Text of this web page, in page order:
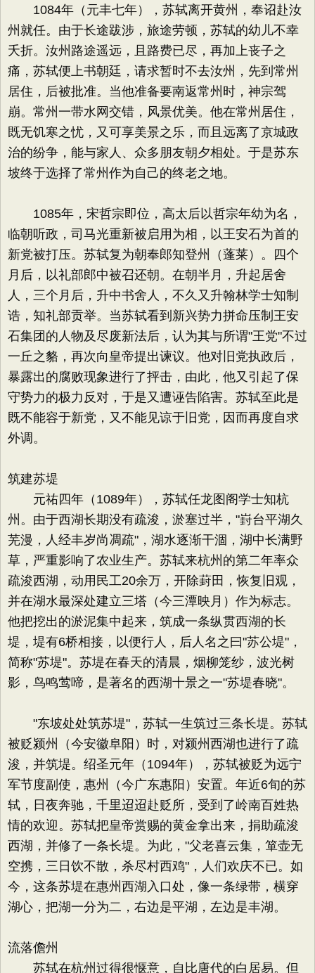
1084年（元丰七年），苏轼离开黄州，奉诏赴汝
州就任。由于长途跋涉，旅途劳顿，苏轼的幼儿不幸
夭折。汝州路途遥远，且路费已尽，再加上丧子之
痛，苏轼便上书朝廷，请求暂时不去汝州，先到常州
居住，后被批准。当他准备要南返常州时，神宗驾
崩。常州一带水网交错，风景优美。他在常州居住，
既无饥寒之忧，又可享美景之乐，而且远离了京城政
治的纷争，能与家人、众多朋友朝夕相处。于是苏东
坡终于选择了常州作为自己的终老之地。
1085年，宋哲宗即位，高太后以哲宗年幼为名，
临朝听政，司马光重新被启用为相，以王安石为首的
新党被打压。苏轼复为朝奉郎知登州（蓬莱）。四个
月后，以礼部郎中被召还朝。在朝半月，升起居舍
人，三个月后，升中书舍人，不久又升翰林学士知制
诰，知礼部贡举。当苏轼看到新兴势力拼命压制王安
石集团的人物及尽废新法后，认为其与所谓"王党"不过
一丘之貉，再次向皇帝提出谏议。他对旧党执政后，
暴露出的腐败现象进行了抨击，由此，他又引起了保
守势力的极力反对，于是又遭诬告陷害。苏轼至此是
既不能容于新党，又不能见谅于旧党，因而再度自求
外调。
筑建苏堤
元祐四年（1089年），苏轼任龙图阁学士知杭
州。由于西湖长期没有疏浚，淤塞过半，"崶台平湖久
芜漫，人经丰岁尚凋疏"，湖水逐渐干涸，湖中长满野
草，严重影响了农业生产。苏轼来杭州的第二年率众
疏浚西湖，动用民工20余万，开除葑田，恢复旧观，
并在湖水最深处建立三塔（今三潭映月）作为标志。
他把挖出的淤泥集中起来，筑成一条纵贯西湖的长
堤，堤有6桥相接，以便行人，后人名之曰"苏公堤"，
简称"苏堤"。苏堤在春天的清晨，烟柳笼纱，波光树
影，鸟鸣莺啼，是著名的西湖十景之一"苏堤春晓"。
"东坡处处筑苏堤"，苏轼一生筑过三条长堤。苏轼
被贬颍州（今安徽阜阳）时，对颍州西湖也进行了疏
浚，并筑堤。绍圣元年（1094年），苏轼被贬为远宁
军节度副使，惠州（今广东惠阳）安置。年近6旬的苏
轼，日夜奔驰，千里迢迢赴贬所，受到了岭南百姓热
情的欢迎。苏轼把皇帝赏赐的黄金拿出来，捐助疏浚
西湖，并修了一条长堤。为此，"父老喜云集，箪壶无
空携，三日饮不散，杀尽村西鸡"，人们欢庆不已。如
今，这条苏堤在惠州西湖入口处，像一条绿带，横穿
湖心，把湖一分为二，右边是平湖，左边是丰湖。
流落儋州
苏轼在杭州过得很惬意，自比唐代的白居易。但